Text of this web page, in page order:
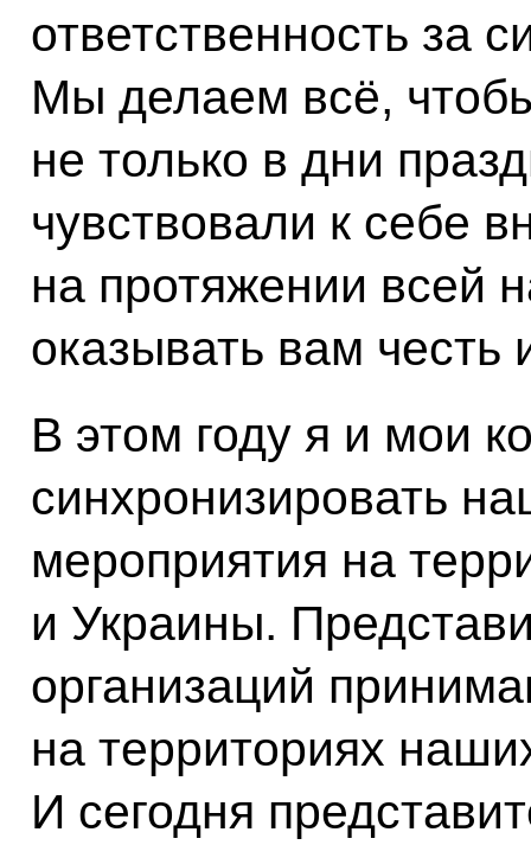
ответственность за
Мы делаем всё,
не только в дни
чувствовали к себе
на протяжении всей
оказывать вам честь
В этом году я и мои
синхронизировать
мероприятия на
и Украины.
организаций
на территориях
И сегодня